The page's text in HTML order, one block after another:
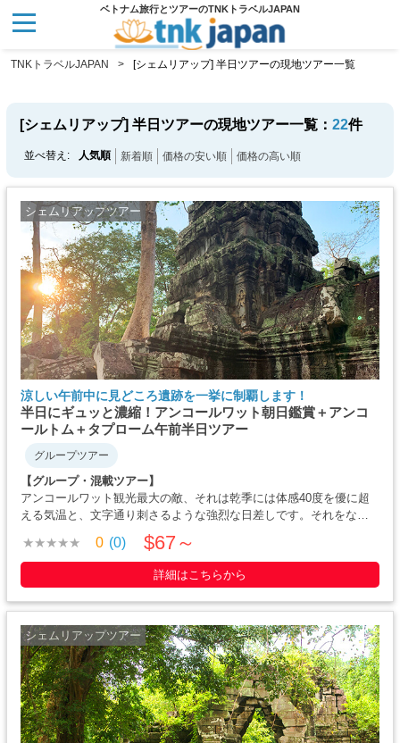
ベトナム旅行とツアーのTNKトラベルJAPAN
TNKトラベルJAPAN [シェムリアップ] 半日ツアーの現地ツアー一覧
[シェムリアップ] 半日ツアーの現地ツアー一覧： 22件
並べ替え: 人気順 新着順 価格の安い順 価格の高い順
シェムリアップツアー
涼しい午前中に見どころ遺跡を一挙に制覇します！
半日にギュッと濃縮！アンコールワット朝日鑑賞＋アンコ
ールトム＋タプローム午前半日ツアー
グループツアー
【グループ・混載ツアー】
アンコールワット観光最大の敵、それは乾季には体感40度を優に超
える気温と、文字通り刺さるような強烈な日差しです。それをなる
べく避けながら、比較的涼しい午前の間に主要な見どころ遺跡を巡
るツアーです。短期滞在でなるべく詰め込みたい方、午後からはホ
テルでまったり過ごしたい方にもおすすめです・・・
0 (0) $67～
詳細はこちらから
シェムリアップツアー